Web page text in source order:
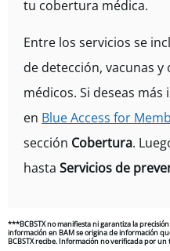
tu cobertura médica.
Entre los servicios se
de detección, vacunas
médicos. Si deseas
en Blue Access for
sección Cobertura.
hasta Servicios de
***BCBSTX no manifiesta ni garantiza la
información en BAM se origina de información
BCBSTX recibe. Información no verificada por un